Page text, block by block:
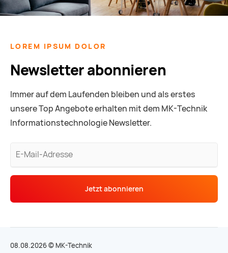
LOREM IPSUM DOLOR
Newsletter abonnieren
Immer auf dem Laufenden bleiben und als erstes
unsere Top Angebote erhalten mit dem MK-Technik
Informationstechnologie Newsletter.
E-
Adresse
Jetzt abonnieren
08.08.2026 © MK-Technik